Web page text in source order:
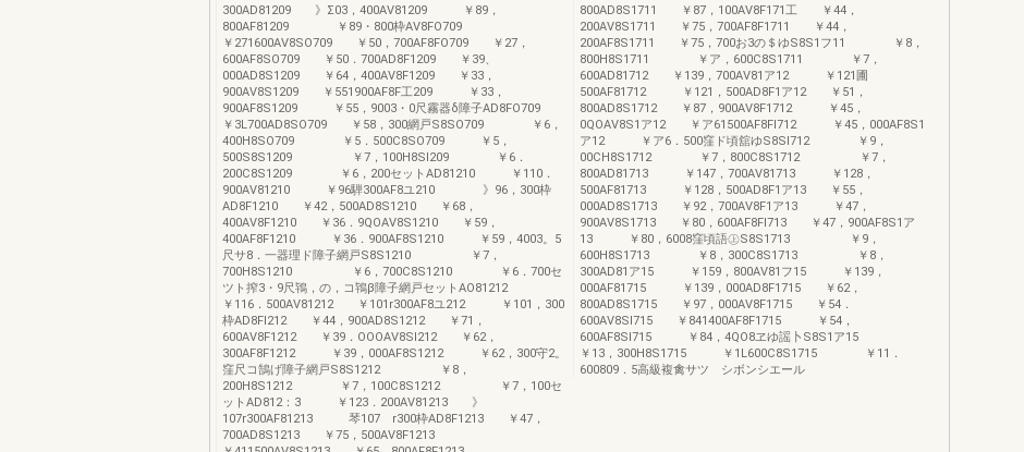
300AD81209 》Σ03，400AV81209 ￥89，
800AF81209 ￥89・800枠AV8FO709
￥271600AV8SO709 ￥50，700AF8FO709 ￥27，
600AF8SO709 ￥50．700AD8F1209 ￥39、
000AD8S1209 ￥64，400AV8F1209 ￥33，
900AV8S1209 ￥551900AF8F工209 ￥33，
900AF8S1209 ￥55，9003・0尺霧器δ障子AD8FO709
￥3L700AD8SO709 ￥58，300網戸S8SO709 ￥6，
400H8SO709 ￥5．500C8SO709 ￥5，
500S8S1209 ￥7，100H8Sl209 ￥6．
200C8S1209 ￥6，200セットAD81210 ￥110．
900AV81210 ￥96騨300AF8ユ210 》96，300枠
AD8F1210 ￥42，500AD8S1210 ￥68，
400AV8F1210 ￥36．9QOAV8S1210 ￥59，
400AF8F1210 ￥36．900AF8S1210 ￥59，4003。5
尺サ8．一器理ド障子網戸S8S1210 ￥7，
700H8S1210 ￥6，700C8S1210 ￥6．700セ
ツト搾3・9尺鴇，の，コ鴇β障子網戸セットAO81212
￥116．500AV81212 ￥101r300AF8ユ212 ￥101，300
枠AD8Fl212 ￥44，900AD8S1212 ￥71，
600AV8F1212 ￥39．OOOAV8Sl212 ￥62，
300AF8F1212 ￥39，000AF8S1212 ￥62，300守2。
窪尺コ鵠げ障子網戸S8S1212 ￥8，
200H8S1212 ￥7，100C8S1212 ￥7，100セ
ットAD812：3 ￥123．200AV81213 》
107r300AF81213 琴107 r300枠AD8F1213 ￥47，
700AD8S1213 ￥75，500AV8F1213
800AD8S1711 ￥87，100AV8F171工 ￥44，
200AV8S1711 ￥75，700AF8F1711 ￥44，
200AF8S1711 ￥75，700お3の＄ゆS8S1フ11 ￥8，
800H8S1711 ￥ア，600C8S1711 ￥7，
600AD81712 ￥139，700AV81ア12 ￥121圃
500AF81712 ￥121，500AD8F1ア12 ￥51，
800AD8S1712 ￥87，900AV8F1712 ￥45，
0QOAV8S1ア12 ￥ア61500AF8FI712 ￥45，000AF8S1
ア12 ￥ア6．500窪ド頃舘ゆS8Sl712 ￥9，
00CH8S1712 ￥7，800C8S1712 ￥7，
800AD81713 ￥147，700AV81713 ￥128，
500AF81713 ￥128，500AD8F1ア13 ￥55，
000AD8S1713 ￥92，700AV8F1ア13 ￥47，
900AV8S1713 ￥80，600AF8Fl713 ￥47，900AF8S1ア
13 ￥80，6008窪頃語㊤S8S1713 ￥9，
600H8S1713 ￥8，300C8S1713 ￥8，
300AD81ア15 ￥159，800AV81フ15 ￥139，
000AF81715 ￥139，000AD8F1715 ￥62，
800AD8S1715 ￥97，000AV8F1715 ￥54．
600AV8Sl715 ￥841400AF8F1715 ￥54，
600AF8SI715 ￥84，4QO8ヱゆ謡卜S8S1ア15
￥13，300H8S1715 ￥1L600C8S1715 ￥11．
600809．5高級複禽サツ シボンシエール